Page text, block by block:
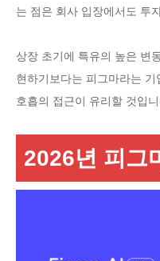
는 점은 회사 입장에서도 투
상장 초기에 특유의 높은 변
현하기보다는 피그마라는
호흡의 접근이 유리할 것입니
2026년 피그